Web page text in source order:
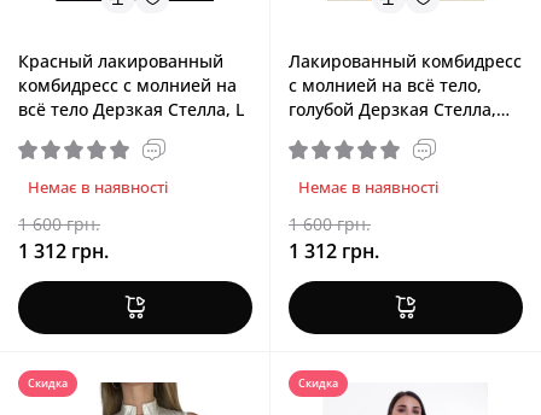
Красный лакированный
комбидресс с молнией на
всё тело Дерзкая Стелла, L
Немає в наявності
1 600 грн.
1 312 грн.
Лакированный комбидресс
с молнией на всё тело,
голубой Дерзкая Стелла,
Немає в наявності
1 600 грн.
1 312 грн.
Скидка Скидка